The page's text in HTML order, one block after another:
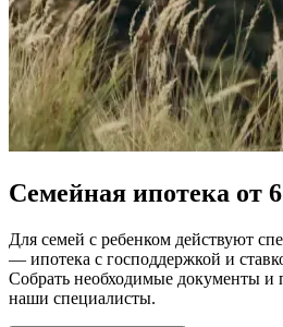
Семейная ипотека от
Для семей с ребенком действуют
— ипотека с господдержкой и
Собрать необходимые документы и
наши специалисты.